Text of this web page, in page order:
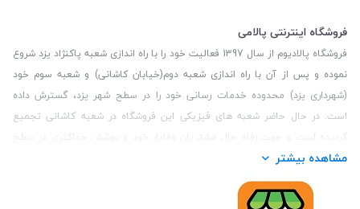
فروشگاه اینترنتی پالامی
فروشگاه پالادیوم از سال 1397 فعالیت خود را با راه اندازی شعبه پاکنژاد یزد شروع
نموده و پس از آن با راه اندازی شعبه دوم(خیابان کاشانی) و شعبه سوم خود
(شهرداری یزد) محدوده خدمات رسانی خود را در سطح شهر یزد، گسترش داده
است. در حال حاضر شعبه های فیزیکی این فروشگاه در شعبه کاشانی تجمیع
گردیده است و جهت رفاه حال مشتریان وفادار خود و پوشش حداکثری در سطح
استان یزد و همچنین مشتریان سطح کشور، فروشگاه اینترنتی پالامی را راه اندازی
نموده است. هدف فروشگاه اینترنتی پالامی فراهم نمودن یک خرید اینترنتی
مطمئن، با کالاهای متنوع، باکیفیت و دارای قیمت مناسب می باشد که مشتری
مشاهده بیشتر